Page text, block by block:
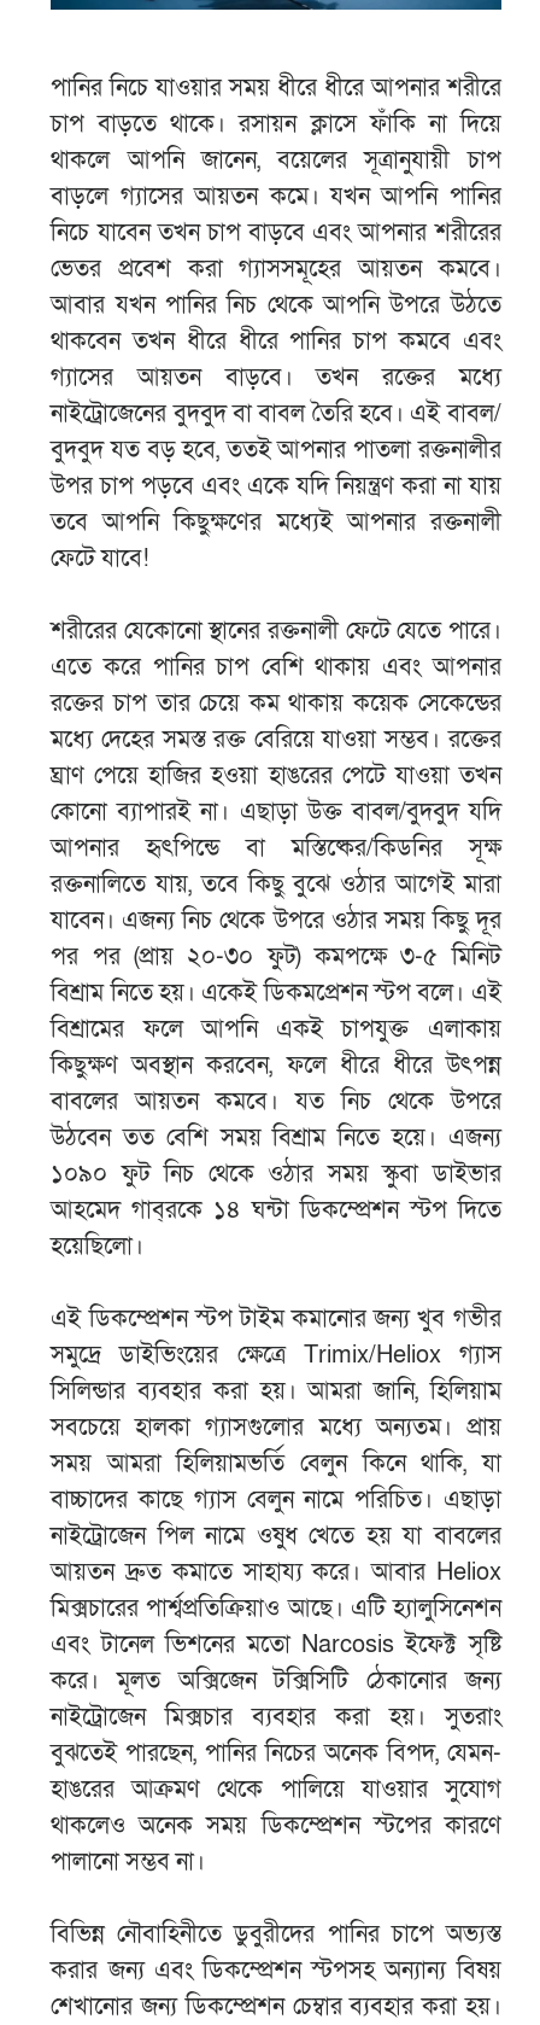
পানির নিচে যাওয়ার সময় ধীরে ধীরে আপনার শরীরে
চাপ বাড়তে থাকে। রসায়ন ক্লাসে ফাঁকি না দিয়ে
থাকলে আপনি জানেন, বয়েলের সূত্রানুযায়ী চাপ
বাড়লে গ্যাসের আয়তন কমে। যখন আপনি পানির
নিচে যাবেন তখন চাপ বাড়বে এবং আপনার শরীরের
ভেতর প্রবেশ করা গ্যাসসমূহের আয়তন কমবে।
আবার যখন পানির নিচ থেকে আপনি উপরে উঠতে
থাকবেন তখন ধীরে ধীরে পানির চাপ কমবে এবং
গ্যাসের আয়তন বাড়বে। তখন রক্তের মধ্যে
নাইট্রোজেনের বুদবুদ বা বাবল তৈরি হবে। এই বাবল/
বুদবুদ যত বড় হবে, ততই আপনার পাতলা রক্তনালীর
উপর চাপ পড়বে এবং একে যদি নিয়ন্ত্রণ করা না যায়
তবে আপনি কিছুক্ষণের মধ্যেই আপনার রক্তনালী
ফেটে যাবে!
শরীরের যেকোনো স্থানের রক্তনালী ফেটে যেতে পারে।
এতে করে পানির চাপ বেশি থাকায় এবং আপনার
রক্তের চাপ তার চেয়ে কম থাকায় কয়েক সেকেন্ডের
মধ্যে দেহের সমস্ত রক্ত বেরিয়ে যাওয়া সম্ভব। রক্তের
ঘ্রাণ পেয়ে হাজির হওয়া হাঙরের পেটে যাওয়া তখন
কোনো ব্যাপারই না। এছাড়া উক্ত বাবল/বুদবুদ যদি
আপনার হৃৎপিন্ডে বা মস্তিষ্কের/কিডনির সূক্ষ
রক্তনালিতে যায়, তবে কিছু বুঝে ওঠার আগেই মারা
যাবেন। এজন্য নিচ থেকে উপরে ওঠার সময় কিছু দূর
পর পর (প্রায় ২০-৩০ ফুট) কমপক্ষে ৩-৫ মিনিট
বিশ্রাম নিতে হয়। একেই ডিকমপ্রেশন স্টপ বলে। এই
বিশ্রামের ফলে আপনি একই চাপযুক্ত এলাকায়
কিছুক্ষণ অবস্থান করবেন, ফলে ধীরে ধীরে উৎপন্ন
বাবলের আয়তন কমবে। যত নিচ থেকে উপরে
উঠবেন তত বেশি সময় বিশ্রাম নিতে হয়ে। এজন্য
১০৯০ ফুট নিচ থেকে ওঠার সময় স্কুবা ডাইভার
আহমেদ গাব্‌রকে ১৪ ঘন্টা ডিকম্প্রেশন স্টপ দিতে
হয়েছিলো।
এই ডিকম্প্রেশন স্টপ টাইম কমানোর জন্য খুব গভীর
সমুদ্রে ডাইভিংয়ের ক্ষেত্রে Trimix/Heliox গ্যাস
সিলিন্ডার ব্যবহার করা হয়। আমরা জানি, হিলিয়াম
সবচেয়ে হালকা গ্যাসগুলোর মধ্যে অন্যতম। প্রায়
সময় আমরা হিলিয়ামভর্তি বেলুন কিনে থাকি, যা
বাচ্চাদের কাছে গ্যাস বেলুন নামে পরিচিত। এছাড়া
নাইট্রোজেন পিল নামে ওষুধ খেতে হয় যা বাবলের
আয়তন দ্রুত কমাতে সাহায্য করে। আবার Heliox
মিক্সচারের পার্শ্বপ্রতিক্রিয়াও আছে। এটি হ্যালুসিনেশন
এবং টানেল ভিশনের মতো Narcosis ইফেক্ট সৃষ্টি
করে। মূলত অক্সিজেন টক্সিসিটি ঠেকানোর জন্য
নাইট্রোজেন মিক্সচার ব্যবহার করা হয়। সুতরাং
বুঝতেই পারছেন, পানির নিচের অনেক বিপদ, যেমন-
হাঙরের আক্রমণ থেকে পালিয়ে যাওয়ার সুযোগ
থাকলেও অনেক সময় ডিকম্প্রেশন স্টপের কারণে
পালানো সম্ভব না।
বিভিন্ন নৌবাহিনীতে ডুবুরীদের পানির চাপে অভ্যস্ত
করার জন্য এবং ডিকম্প্রেশন স্টপসহ অন্যান্য বিষয়
শেখানোর জন্য ডিকম্প্রেশন চেম্বার ব্যবহার করা হয়।